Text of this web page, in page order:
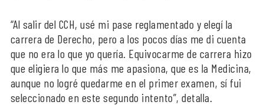
“Al salir del CCH, usé mi pase reglamentado y elegí la
carrera de Derecho, pero a los pocos días me di cuenta
que no era lo que yo quería. Equivocarme de carrera hizo
que eligiera lo que más me apasiona, que es la Medicina,
aunque no logré quedarme en el primer examen, sí fui
seleccionado en este segundo intento”, detalla.